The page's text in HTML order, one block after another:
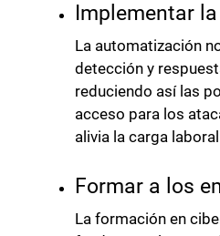
Implementar
La automatización
detección y
reduciendo así las
acceso para los
alivia la carga
Formar a los
La formación en